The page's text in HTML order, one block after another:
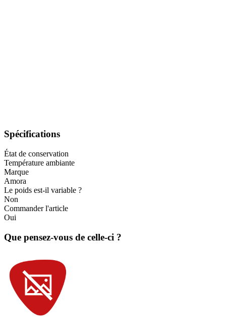
Spécifications
État de conservation
Température ambiante
Marque
Amora
Le poids est-il variable ?
Non
Commander l'article
Oui
Que pensez-vous de celle-ci ?